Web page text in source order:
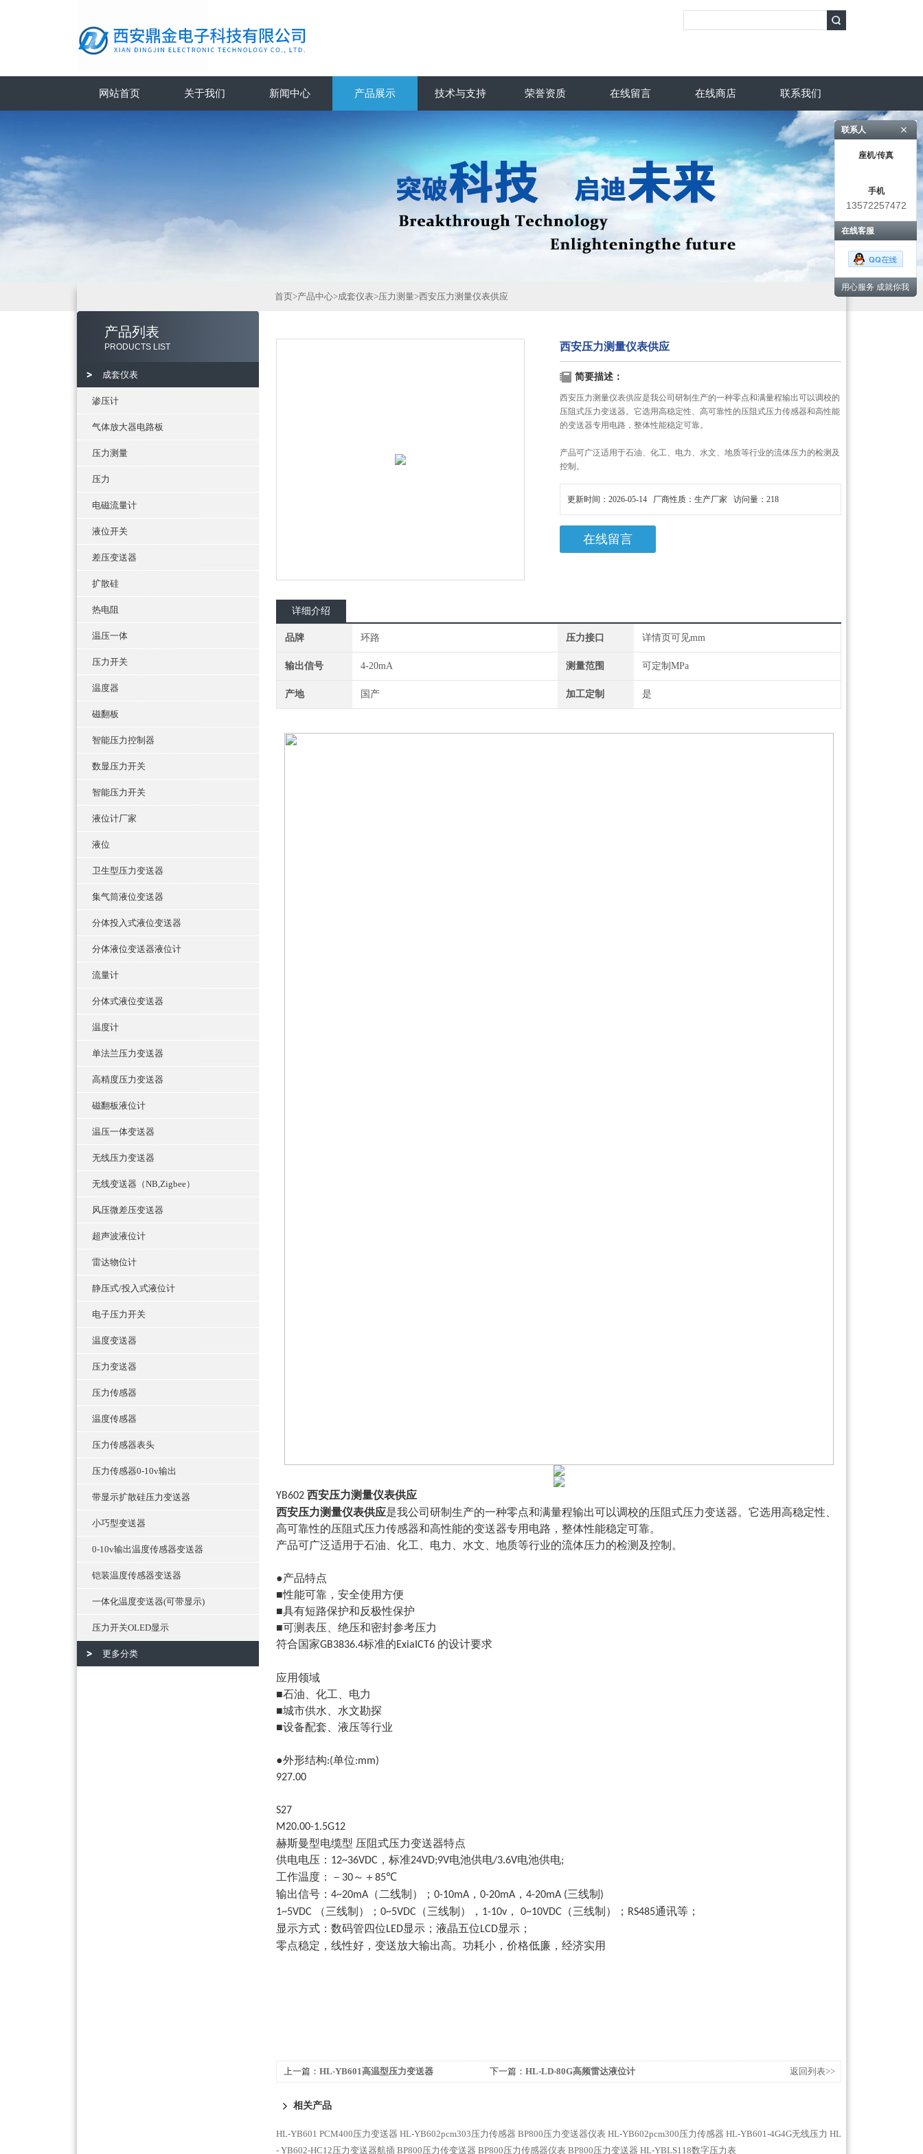
网站首页 关于我们 新闻中心 产品展示 技术与支持 荣誉资质 在线留言 在线商店 联系我们
产品列表
PRODUCTS LIST
成套仪表
渗压计
气体放大器电路板
压力测量
压力
电磁流量计
液位开关
差压变送器
扩散硅
热电阻
温压一体
压力开关
温度器
磁翻板
智能压力控制器
数显压力开关
智能压力开关
液位计厂家
液位
卫生型压力变送器
集气筒液位变送器
分体投入式液位变送器
分体液位变送器液位计
流量计
分体式液位变送器
温度计
单法兰压力变送器
高精度压力变送器
磁翻板液位计
温压一体变送器
无线压力变送器
无线变送器（NB,Zigbee）
风压微差压变送器
超声波液位计
雷达物位计
静压式/投入式液位计
电子压力开关
温度变送器
压力变送器
压力传感器
温度传感器
压力传感器表头
压力传感器0-10v输出
带显示扩散硅压力变送器
小巧型变送器
0-10v输出温度传感器变送器
铠装温度传感器变送器
一体化温度变送器(可带显示)
压力开关OLED显示
更多分类
首页>产品中心>成套仪表>压力测量>西安压力测量仪表供应
西安压力测量仪表供应
简要描述：
西安压力测量仪表供应是我公司研制生产的一种零点和满量程输出可以调校的
压阻式压力变送器。它选用高稳定性、高可靠性的压阻式压力传感器和高性能
的变送器专用电路，整体性能稳定可靠。
产品可广泛适用于石油、化工、电力、水文、地质等行业的流体压力的检测及
控制。
更新时间：2026-05-14 厂商性质：生产厂家 访问量：218
在线留言
详细介绍
品牌 环路 压力接口 详情页可见mm
输出信号 4-20mA 测量范围 可定制MPa
产地 国产 加工定制 是
YB602 西安压力测量仪表供应
西安压力测量仪表供应是我公司研制生产的一种零点和满量程输出可以调校的压阻式压力变送器。它选用高稳定性、
高可靠性的压阻式压力传感器和高性能的变送器专用电路，整体性能稳定可靠。
产品可广泛适用于石油、化工、电力、水文、地质等行业的流体压力的检测及控制。
●产品特点
■性能可靠，安全使用方便
■具有短路保护和反极性保护
■可测表压、绝压和密封参考压力
符合国家GB3836.4标准的ExiaICT6 的设计要求
应用领域
■石油、化工、电力
■城市供水、水文勘探
■设备配套、液压等行业
●外形结构:(单位:mm)
927.00
S27
M20.00-1.5G12
赫斯曼型电缆型 压阻式压力变送器特点
供电电压： 12~36VDC ，标准24VD;9V电池供电/3.6V电池供电;
工作温度：－ 30～＋85℃
输出信号： 4~20mA （二线制）； 0-10mA ， 0-20mA ， 4-20mA (三线制 )
1~5VDC
（三线制）； 0~5VDC （三线制）， 1-10v ， 0~10VDC （三线制）； RS485通讯等；
显示方式：数码管四位LED显示；液晶五位LCD显示；
零点稳定，线性好，变送放大输出高。功耗小，价格低廉，经济实用
上一篇： HL-YB601高温型压力变送器 下一篇： HL-LD-80G高频雷达液位计 返回列表>>
相关产品
HL-YB601 PCM400压力变送器 HL-YB602pcm303压力传感器 BP800压力变送器仪表 HL-YB602pcm300压力传感器 HL-YB601-4G4G无线压力 HL
- YB602-HC12压力变送器航插 BP800压力传变送器 BP800压力传感器仪表 BP800压力变送器 HL-YBLS118数字压力表
联系人
座机/传真
手机
13572257472
在线客服
用心服务 成就你我